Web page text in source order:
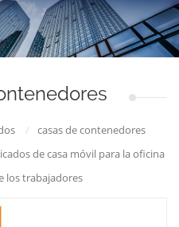
/
casas de contenedores
de casa móvil para la oficina
los trabajadores